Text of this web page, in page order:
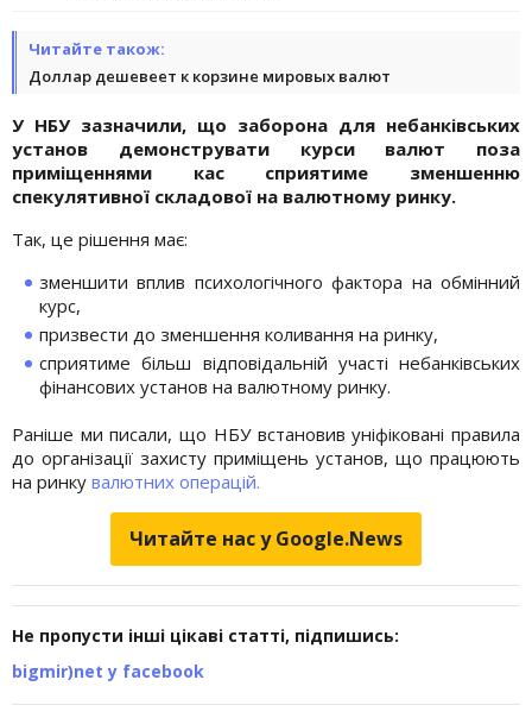
Читайте також:
Доллар дешевеет к корзине мировых валют
У НБУ зазначили, що заборона для небанківських
установ демонструвати курси валют поза
приміщеннями кас сприятиме зменшенню
спекулятивної складової на валютному ринку.
Так, це рішення має:
зменшити вплив психологічного фактора на обмінний
курс,
призвести до зменшення коливання на ринку,
сприятиме більш відповідальній участі небанківських
фінансових установ на валютному ринку.
Раніше ми писали, що НБУ встановив уніфіковані правила
до організації захисту приміщень установ, що працюють
на ринку валютних операцій.
Читайте нас у Google.News
Не пропусти інші цікаві статті, підпишись:
bigmir)net у facebook